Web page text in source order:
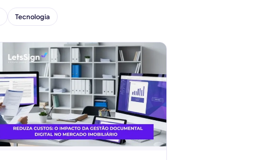
Tecnologia